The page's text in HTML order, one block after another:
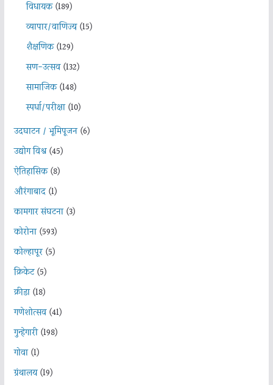
विधायक(189)
व्यापार/वाणिज्य(15)
शैक्षणिक(129)
सण-उत्सव(132)
सामाजिक(148)
स्पर्धा/परीक्षा(10)
उदघाटन / भूमिपूजन(6)
उद्योग विश्व(45)
ऐतिहासिक(8)
औरंगाबाद(1)
कामगार संघटना(3)
कोरोना(593)
कोल्हापूर(5)
क्रिकेट(5)
क्रीडा(18)
गणेशोत्सव(41)
गुन्हेगारी(198)
गोवा(1)
ग्रंथालय(19)